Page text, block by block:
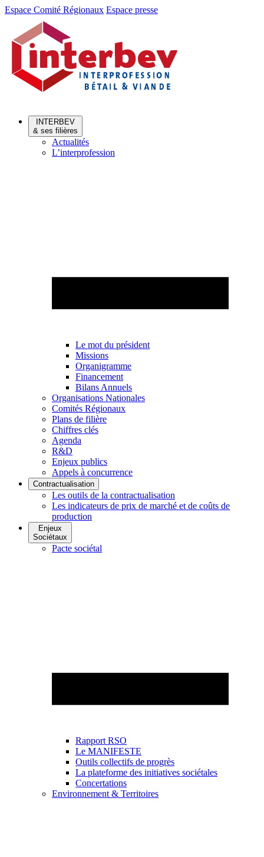
Aller
Aller
contenu
Espace Comité Régionaux Espace presse
INTERBEV
& ses filières
Actualités
L’interprofession
Le mot du président
Missions
Organigramme
Financement
Bilans Annuels
Organisations Nationales
Comités Régionaux
Plans de filière
Chiffres clés
Agenda
R&D
Enjeux publics
Appels à concurrence
Contractualisation
Les outils de la contractualisation
Les indicateurs de prix de marché et de coûts de
production
Enjeux
Sociétaux
Pacte sociétal
Rapport RSO
Le MANIFESTE
Outils collectifs de progrès
La plateforme des initiatives sociétales
Concertations
Environnement & Territoires